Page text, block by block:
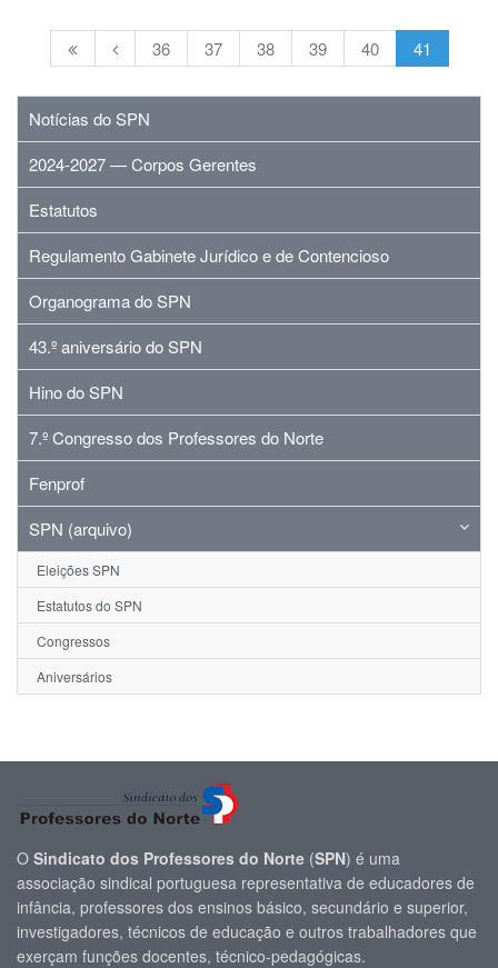
36 37 38 39 40 41
Notícias do SPN
2024-2027 — Corpos Gerentes
Estatutos
Regulamento Gabinete Jurídico e de Contencioso
Organograma do SPN
43.º aniversário do SPN
Hino do SPN
7.º Congresso dos Professores do Norte
Fenprof
SPN (arquivo)
Eleições SPN
Estatutos do SPN
Congressos
Aniversários
O Sindicato dos Professores do Norte (SPN) é uma
associação sindical portuguesa representativa de educadores de
infância, professores dos ensinos básico, secundário e superior,
investigadores, técnicos de educação e outros trabalhadores que
exerçam funções docentes, técnico-pedagógicas.